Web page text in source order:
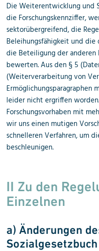
Die Weiterentwicklung und
die Forschungskennziffer,
sektorübergreifend, die
Beleihungsfähigkeit und die
die Beteiligung der anderen
bewerten. Aus den § 5
(Weiterverarbeitung von
Ermöglichungsparagraphen
leider nicht ergriffen
Forschungsvorhaben mit
wir uns einen mutigen
schnelleren Verfahren, um
beschleunigen.
II Zu den
Einzelnen
a) Änderungen
Sozialgesetzbuch